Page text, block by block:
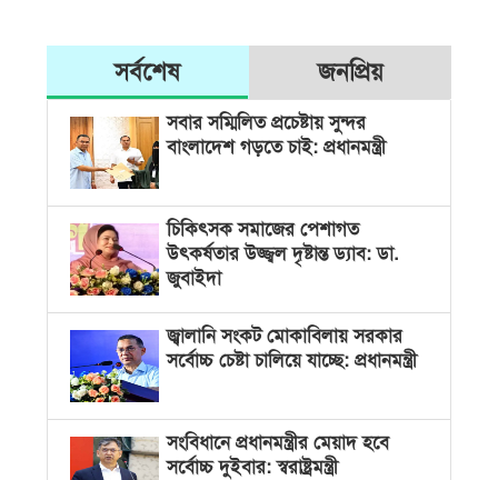
সর্বশেষ জনপ্রিয়
সবার সম্মিলিত প্রচেষ্টায় সুন্দর
বাংলাদেশ গড়তে চাই: প্রধানমন্ত্রী
চিকিৎসক সমাজের পেশাগত
উৎকর্ষতার উজ্জ্বল দৃষ্টান্ত ড্যাব: ডা.
জুবাইদা
জ্বালানি সংকট মোকাবিলায় সরকার
সর্বোচ্চ চেষ্টা চালিয়ে যাচ্ছে: প্রধানমন্ত্রী
সংবিধানে প্রধানমন্ত্রীর মেয়াদ হবে
সর্বোচ্চ দুইবার: স্বরাষ্ট্রমন্ত্রী